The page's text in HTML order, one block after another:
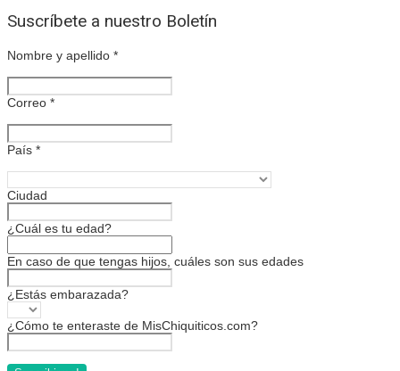
Suscríbete a nuestro Boletín
Nombre y apellido *
Correo *
País *
Ciudad
¿Cuál es tu edad?
En caso de que tengas hijos, cuáles son sus edades
¿Estás embarazada?
¿Cómo te enteraste de MisChiquiticos.com?